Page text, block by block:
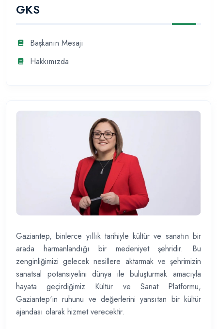
GKS
Başkanın Mesajı
Hakkımızda
Gaziantep, binlerce yıllık tarihiyle kültür ve sanatın bir
arada harmanlandığı bir medeniyet şehridir. Bu
zenginliğimizi gelecek nesillere aktarmak ve şehrimizin
sanatsal potansiyelini dünya ile buluşturmak amacıyla
hayata geçirdiğimiz Kültür ve Sanat Platformu,
Gaziantep'in ruhunu ve değerlerini yansıtan bir kültür
ajandası olarak hizmet verecektir.